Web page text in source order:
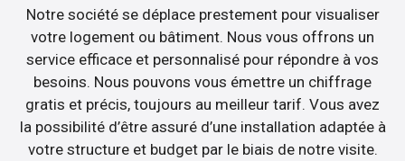
Notre société se déplace prestement pour visualiser
votre logement ou bâtiment. Nous vous offrons un
service efficace et personnalisé pour répondre à vos
besoins. Nous pouvons vous émettre un chiffrage
gratis et précis, toujours au meilleur tarif. Vous avez
la possibilité d’être assuré d’une installation adaptée à
votre structure et budget par le biais de notre visite.